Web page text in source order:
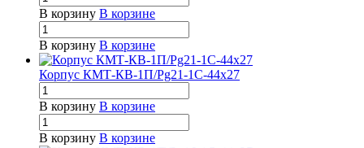
В корзину В корзине
В корзину В корзине
Корпус КМТ-КВ-1П/Pg21-1С-44х27
В корзину В корзине
В корзину В корзине